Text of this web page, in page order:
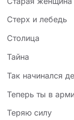
Стерх и лебедь
Столица
Тайна
Так начинался
Теперь ты в
Теряю силу